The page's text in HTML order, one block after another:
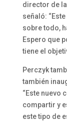
director de
señaló:
sobre todo,
Espero que
tiene el
Perczyk
también
“Este nuevo
compartir y
este tipo de